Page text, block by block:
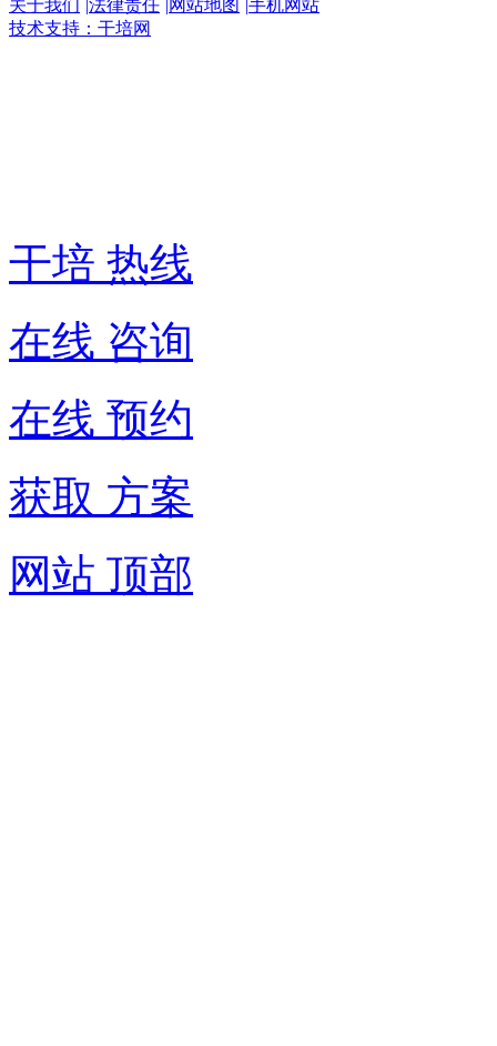
关于我们 |法律责任 |网站地图 |手机网站
技术支持：干培网
干培 热线
在线 咨询
在线 预约
获取 方案
网站 顶部